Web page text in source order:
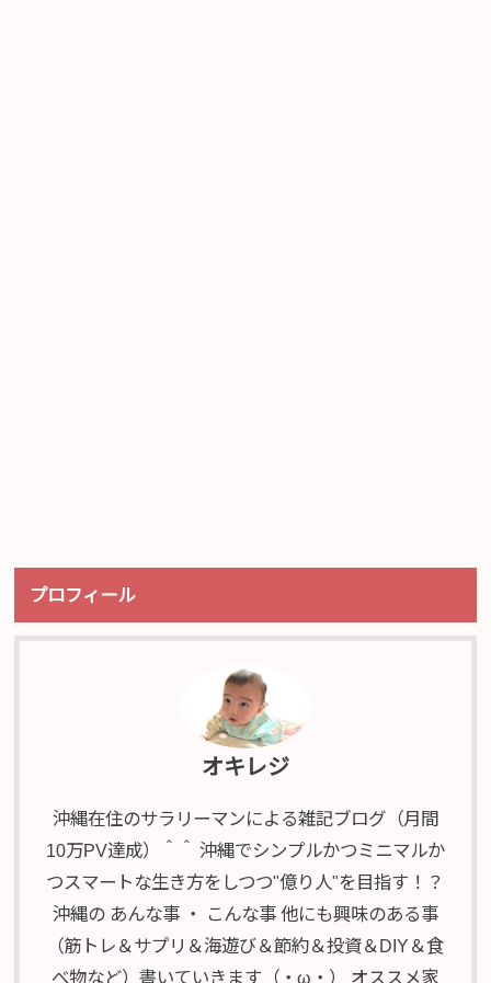
プロフィール
オキレジ
沖縄在住のサラリーマンによる雑記ブログ（月間
10万PV達成）＾＾ 沖縄でシンプルかつミニマルか
つスマートな生き方をしつつ"億り人"を目指す！？
沖縄の あんな事 ・ こんな事 他にも興味のある事
（筋トレ＆サプリ＆海遊び＆節約＆投資＆DIY＆食
べ物など）書いていきます（・ω・） オススメ家